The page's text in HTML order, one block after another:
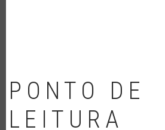
PONTO DE
LEITURA